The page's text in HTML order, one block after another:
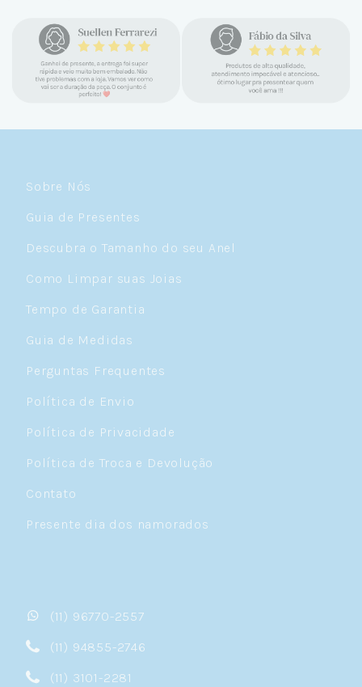
encontrar a Céu. Atendimento
personalizado, verdadeiras jóias prata 925,
mimos e brindes incríveis. Virei cliente fiel
e amo demais as pratas que são lindas, tem
um brilho incrível e preço super justo. Fora
Sobre Nós
Guia de Presentes
Descubra o Tamanho do seu Anel
Como Limpar suas Joias
Tempo de Garantia
Guia de Medidas
Perguntas Frequentes
Política de Envio
Política de Privacidade
Política de Troca e Devolução
Contato
Presente dia dos namorados
(11) 96770-2557
(11) 94855-2746
(11) 3101-2281